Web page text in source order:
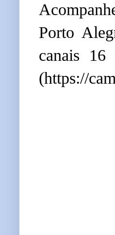
Porto
canais
(https://